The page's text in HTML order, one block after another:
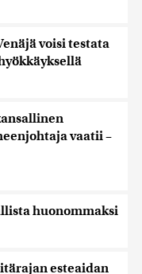
voisi testata
vaatii –
huonommaksi
esteaidan